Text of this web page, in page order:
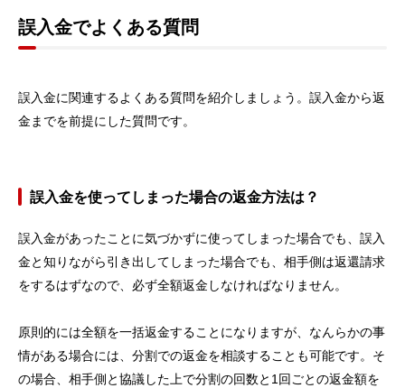
誤入金でよくある質問
誤入金に関連するよくある質問を紹介しましょう。誤入金から返
金までを前提にした質問です。
誤入金を使ってしまった場合の返金方法は？
誤入金があったことに気づかずに使ってしまった場合でも、誤入
金と知りながら引き出してしまった場合でも、相手側は返還請求
をするはずなので、必ず全額返金しなければなりません。
原則的には全額を一括返金することになりますが、なんらかの事
情がある場合には、分割での返金を相談することも可能です。そ
の場合、相手側と協議した上で分割の回数と1回ごとの返金額を